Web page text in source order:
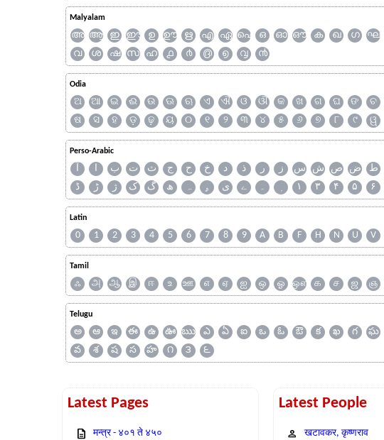
Malyalam
അ ആ ഇ ഈ ഉ ഊ ഋ എ ഏ ഐ ഒ ഓ ഔ ക ഖ ഗ ഘ
വ
ശ ഷ സ ഹ ൧ ൪ ൫ ൭ ൮ ൯
Odia
ଅ ଆ ଇ ଈ ଉ ଊ ଋ ଏ ଐ ଓ ଔ କ ଖ ଗ ଘ ଙ ଚ
ଷ
ସ ହ ଡ଼ ଢ଼ ୟ ୦ ୧ ୨ ୩ ୪ ୫ ୬ ୭ ୮ ୯ ୱ
Perso-Arabic
آ ا ب ت ث ج ح خ د ذ ر ز س ش ص ض ط
ڈ
ڑ ژ ک گ ھ ہ ۄ ی ے ۔ ۱ ۳ ۴ ۵ ۶
Latin
0 1 2 3 4 5 6 7 8 9 A B F H N U V
Tamil
ஃ அ ஆ இ ஈ உ ஊ எ ஏ ஐ ஒ ஓ ஔ க ச ஜ ஞ
Telugu
అ ఆ ఇ ఈ ఉ ఊ ఋ ఎ ఏ ఐ ఒ ఓ ఔ క ఖ గ ఘ
వ
శ ష స హ ౧ ౩ ౬
Latest Pages
मन्त्र - ४०१ ते ४५०
Latest People
खटावकर, कृष्णराव